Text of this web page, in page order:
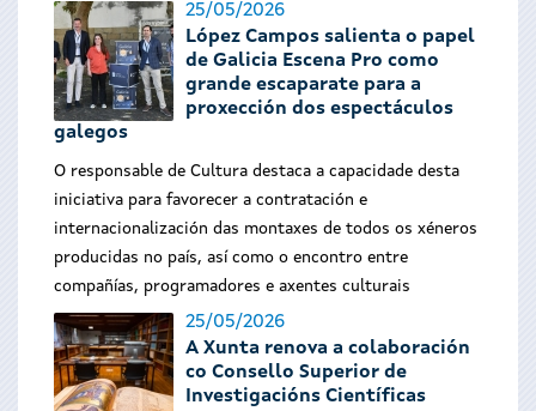
25/05/2026
López Campos salienta o papel
de Galicia Escena Pro como
grande escaparate para a
proxección dos espectáculos
galegos
O responsable de Cultura destaca a capacidade desta
iniciativa para favorecer a contratación e
internacionalización das montaxes de todos os xéneros
producidas no país, así como o encontro entre
compañías, programadores e axentes culturais
25/05/2026
A Xunta renova a colaboración
co Consello Superior de
Investigacións Científicas